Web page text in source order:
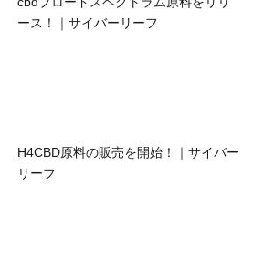
ース！｜サイバーリーフ
H4CBD原料の販売を開始！｜サイバー
リーフ